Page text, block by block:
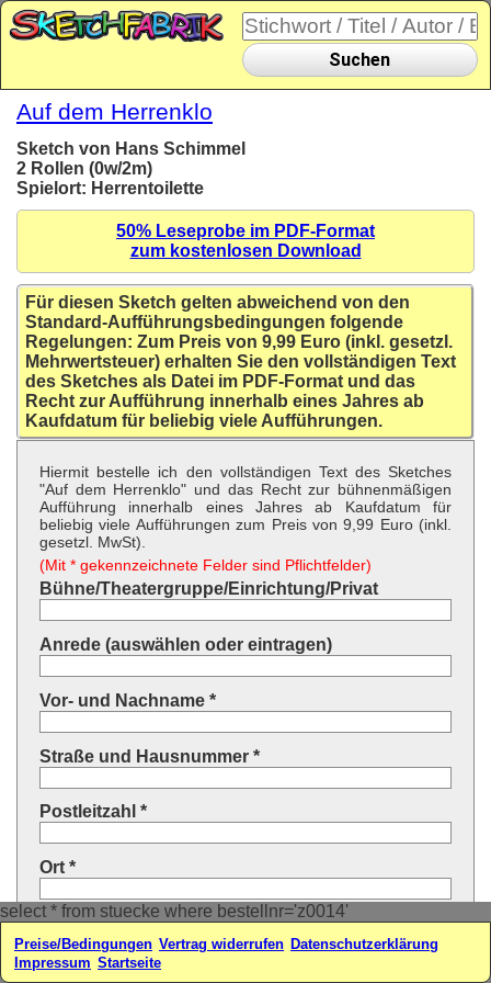
select * from stuecke where bestellnr='z0014'
Suchen
Auf dem Herrenklo
Sketch von Hans Schimmel
2 Rollen (0w/2m)
Spielort: Herrentoilette
50% Leseprobe im PDF-Format
zum kostenlosen Download
Für diesen Sketch gelten abweichend von den
Standard-Aufführungsbedingungen folgende
Regelungen: Zum Preis von 9,99 Euro (inkl. gesetzl.
Mehrwertsteuer) erhalten Sie den vollständigen Text
des Sketches als Datei im PDF-Format und das
Recht zur Aufführung innerhalb eines Jahres ab
Kaufdatum für beliebig viele Aufführungen.
Hiermit bestelle ich den vollständigen Text des Sketches
"Auf dem Herrenklo" und das Recht zur bühnenmäßigen
Aufführung innerhalb eines Jahres ab Kaufdatum für
beliebig viele Aufführungen zum Preis von 9,99 Euro (inkl.
gesetzl. MwSt).
(Mit * gekennzeichnete Felder sind Pflichtfelder)
Bühne/Theatergruppe/Einrichtung/Privat
Anrede (auswählen oder eintragen)
Vor- und Nachname *
Straße und Hausnummer *
Postleitzahl *
Ort *
Land * (auswählen oder eintragen)
Ihre E-Mail-Adresse*
Preise/Bedingungen Vertrag widerrufen Datenschutzerklärung
Impressum Startseite